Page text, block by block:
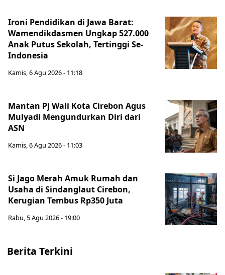
Ironi Pendidikan di Jawa Barat:
Wamendikdasmen Ungkap 527.000
Anak Putus Sekolah, Tertinggi Se-
Indonesia
Kamis, 6 Agu 2026 - 11:18
Mantan Pj Wali Kota Cirebon Agus
Mulyadi Mengundurkan Diri dari
ASN
Kamis, 6 Agu 2026 - 11:03
Si Jago Merah Amuk Rumah dan
Usaha di Sindanglaut Cirebon,
Kerugian Tembus Rp350 Juta
Rabu, 5 Agu 2026 - 19:00
Berita Terkini